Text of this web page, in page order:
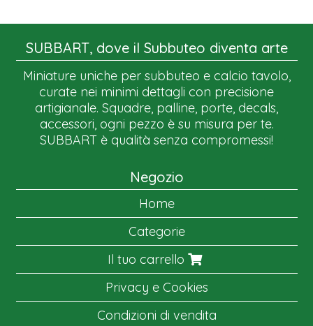
SUBBART, dove il Subbuteo diventa arte
Miniature uniche per subbuteo e calcio tavolo,
curate nei minimi dettagli con precisione
artigianale. Squadre, palline, porte, decals,
accessori, ogni pezzo è su misura per te.
SUBBART è qualità senza compromessi!
Negozio
Home
Categorie
Il tuo carrello
Privacy e Cookies
Condizioni di vendita